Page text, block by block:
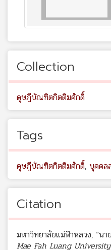
Collection
ดุษฎีบัณฑิตกิตติมศักดิ์
Tags
ดุษฎีบัณฑิตกิตติมศักดิ์, บุคคล
Citation
มหาวิทยาลัยแม่ฟ้าหลวง, “น
Mae Fah Luang University